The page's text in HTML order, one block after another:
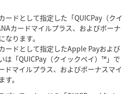
ードとして指定した「QUICPay（クイ
カードマイルプラス、およびボーナ
なります。
ードとして指定したApple Payおよび
は「QUICPay（クイックペイ）™」で
ドマイルプラス、およびボーナスマイ
。